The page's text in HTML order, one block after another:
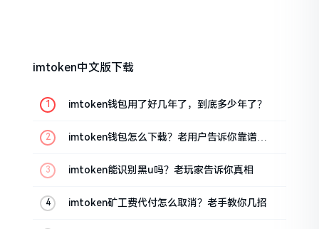
imtoken中文版下载
imtoken钱包用了好几年了，到底多少年了？
imtoken钱包怎么下载？老用户告诉你靠谱渠
imtoken能识别黑u吗？老玩家告诉你真相
imtoken矿工费代付怎么取消？老手教你几招